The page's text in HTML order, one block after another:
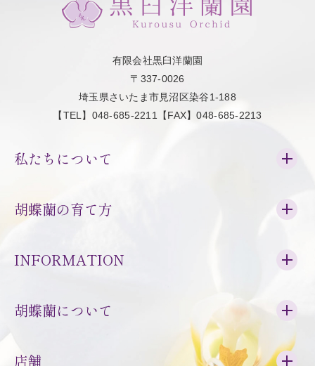
有限会社黒臼洋蘭園
〒337-0026
埼玉県さいたま市見沼区染谷1-188
【TEL】048-685-2211【FAX】048-685-2213
私たちについて
胡蝶蘭の育て方
INFORMATION
胡蝶蘭について
店舗